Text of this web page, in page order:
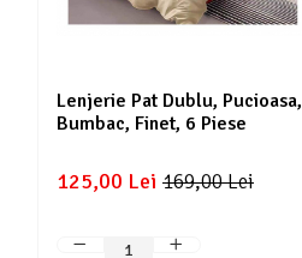
Lenjerie Pat Dublu, Pucioasa,
Bumbac, Finet, 6 Piese
169,00 Lei
125,00 Lei